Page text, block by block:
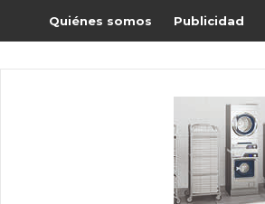
Quiénes somos Publicidad